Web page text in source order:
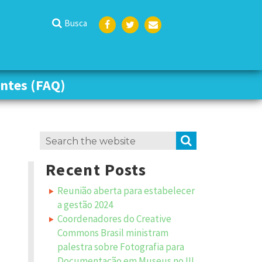
Busca
k
(FAQ)
(FAQ)
Search
Recent Posts
Reunião aberta para estabelecer
a gestão 2024
Coordenadores do Creative
Commons Brasil ministram
palestra sobre Fotografia para